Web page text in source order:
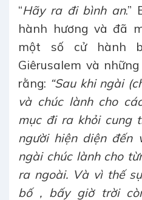
“Hãy ra đi bình an.”
hành hương và đã
một số cử hành
Giêrusalem và
rằng: “Sau khi ngài
và chúc lành cho
mục đi ra khỏi cung
người hiện diện đến
ngài chúc lành cho
ra ngoài. Và vì thế
bố , bấy giờ trời